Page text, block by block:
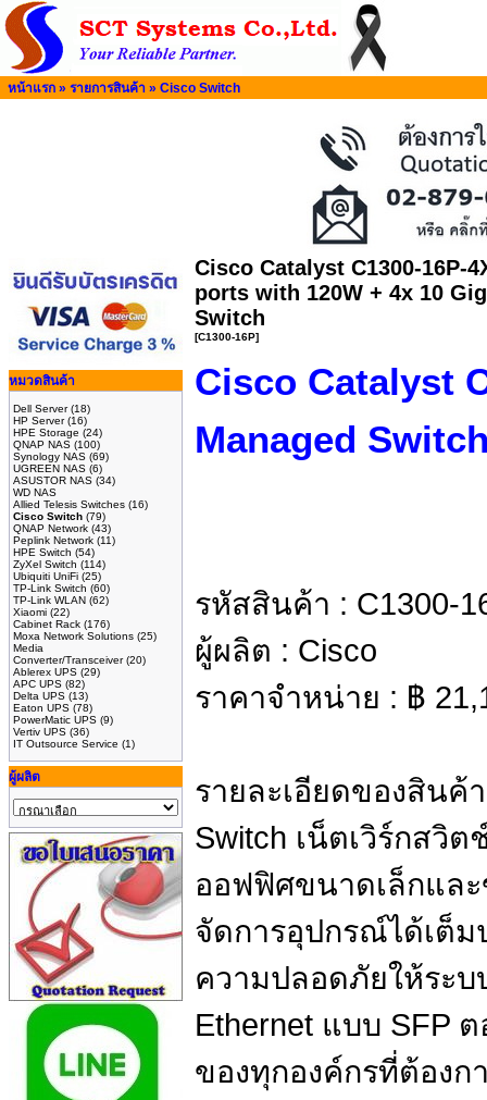
หน้าแรก » รายการสินค้า » Cisco Switch
หมวดสินค้า
Dell Server(18)
HP Server(16)
HPE Storage (24)
QNAP NAS (100)
Synology NAS (69)
UGREEN NAS (6)
ASUSTOR NAS (34)
WD NAS
Allied Telesis Switches (16)
Cisco Switch (79)
QNAP Network (43)
Peplink Network (11)
HPE Switch (54)
ZyXel Switch (114)
Ubiquiti UniFi (25)
TP-Link Switch (60)
TP-Link WLAN (62)
Xiaomi (22)
Cabinet Rack (176)
Moxa Network Solutions (25)
Media
Converter/Transceiver(20)
Ablerex UPS (29)
APC UPS (82)
Delta UPS (13)
Eaton UPS (78)
PowerMatic UPS (9)
Vertiv UPS (36)
IT Outsource Service (1)
ผู้ผลิต
Cisco Catalyst C1300-16P-
ports with 120W + 4x 10
Switch
[C1300-16P]
Cisco Catalyst
Managed
รหัสสินค้า : C1300-
ผู้ผลิต : Cisco
ราคาจำหน่าย : ฿
รายละเอียดของสินค้
Switch เน็ตเวิร์กสวิ
ออฟฟิศขนาดเล็กแล
จัดการอุปกรณ์ได้เต็
ความปลอดภัยให้ระ
Ethernet แบบ SFP
ของทุกองค์กรที่ต้องก